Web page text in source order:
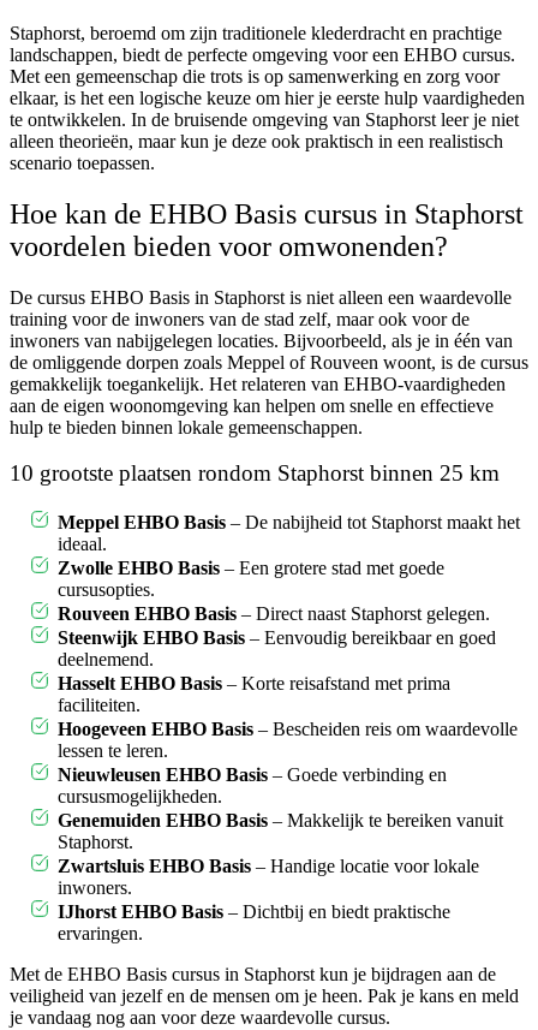
Staphorst, beroemd om zijn traditionele klederdracht en prachtige
landschappen, biedt de perfecte omgeving voor een EHBO cursus.
Met een gemeenschap die trots is op samenwerking en zorg voor
elkaar, is het een logische keuze om hier je eerste hulp vaardigheden
te ontwikkelen. In de bruisende omgeving van Staphorst leer je niet
alleen theorieën, maar kun je deze ook praktisch in een realistisch
scenario toepassen.
Hoe kan de EHBO Basis cursus in Staphorst
voordelen bieden voor omwonenden?
De cursus EHBO Basis in Staphorst is niet alleen een waardevolle
training voor de inwoners van de stad zelf, maar ook voor de
inwoners van nabijgelegen locaties. Bijvoorbeeld, als je in één van
de omliggende dorpen zoals Meppel of Rouveen woont, is de cursus
gemakkelijk toegankelijk. Het relateren van EHBO-vaardigheden
aan de eigen woonomgeving kan helpen om snelle en effectieve
hulp te bieden binnen lokale gemeenschappen.
10 grootste plaatsen rondom Staphorst binnen 25 km
Meppel EHBO Basis – De nabijheid tot Staphorst maakt het
ideaal.
Zwolle EHBO Basis – Een grotere stad met goede
cursusopties.
Rouveen EHBO Basis – Direct naast Staphorst gelegen.
Steenwijk EHBO Basis – Eenvoudig bereikbaar en goed
deelnemend.
Hasselt EHBO Basis – Korte reisafstand met prima
faciliteiten.
Hoogeveen EHBO Basis – Bescheiden reis om waardevolle
lessen te leren.
Nieuwleusen EHBO Basis – Goede verbinding en
cursusmogelijkheden.
Genemuiden EHBO Basis – Makkelijk te bereiken vanuit
Staphorst.
Zwartsluis EHBO Basis – Handige locatie voor lokale
inwoners.
IJhorst EHBO Basis – Dichtbij en biedt praktische
ervaringen.
Met de EHBO Basis cursus in Staphorst kun je bijdragen aan de
veiligheid van jezelf en de mensen om je heen. Pak je kans en meld
je vandaag nog aan voor deze waardevolle cursus.